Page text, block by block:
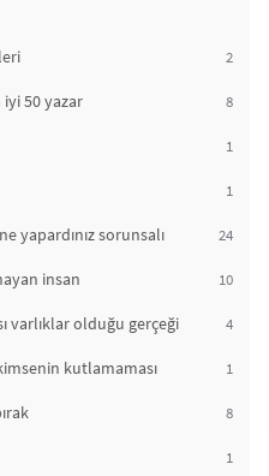
2
50 yazar 8
1
1
yapardınız sorunsalı 24
insan 10
varlıklar olduğu gerçeği 4
kutlamaması 1
8
1